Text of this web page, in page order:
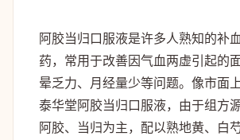
阿胶当归口服液是许多人熟知的补
药，常用于改善因气血两虚引起的
晕乏力、月经量少等问题。像市面
泰华堂阿胶当归口服液，由于组方
阿胶、当归为主，配以熟地黄、白